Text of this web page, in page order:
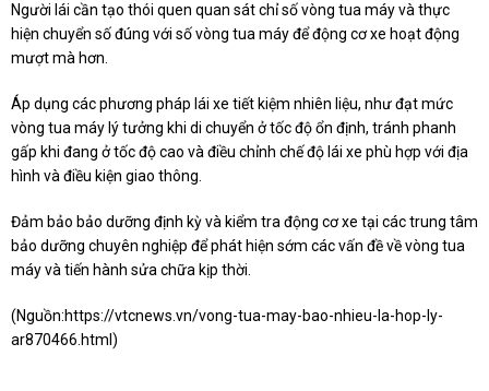
Người lái cần tạo thói quen quan sát chỉ số vòng tua máy và thực
hiện chuyển số đúng với số vòng tua máy để động cơ xe hoạt động
mượt mà hơn.
Áp dụng các phương pháp lái xe tiết kiệm nhiên liệu, như đạt mức
vòng tua máy lý tưởng khi di chuyển ở tốc độ ổn định, tránh phanh
gấp khi đang ở tốc độ cao và điều chỉnh chế độ lái xe phù hợp với địa
hình và điều kiện giao thông.
Đảm bảo bảo dưỡng định kỳ và kiểm tra động cơ xe tại các trung tâm
bảo dưỡng chuyên nghiệp để phát hiện sớm các vấn đề về vòng tua
máy và tiến hành sửa chữa kịp thời.
(Nguồn:https://vtcnews.vn/vong-tua-may-bao-nhieu-la-hop-ly-
ar870466.html )